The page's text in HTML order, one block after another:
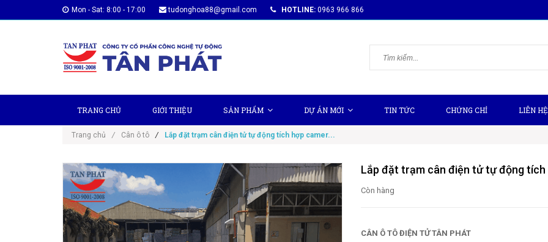
Mon - Sat: 8:00 - 17:00 tudonghoa88@gmail.com HOTLINE: 0963 966 866
TRANG CHỦ GIỚI THIỆU SẢN PHẨM DỰ ÁN MỚI TIN TỨC CHỨNG CHỈ LIÊN HỆ
Trang chủ / Cân ô tô / Lắp đặt trạm cân điện tử tự động tích hợp camer...
Lắp đặt trạm cân điện tử tự động tích
Còn hàng
CÂN Ô TÔ ĐIỆN TỬ TÂN PHÁT